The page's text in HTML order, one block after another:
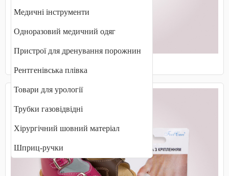
Медичні інструменти
Одноразовий медичний одяг
Пристрої для дренування порожнин
Рентгенівська плівка
Товари для урології
Трубки газовідвідні
Хірургічний шовний матеріал
Шприц-ручки